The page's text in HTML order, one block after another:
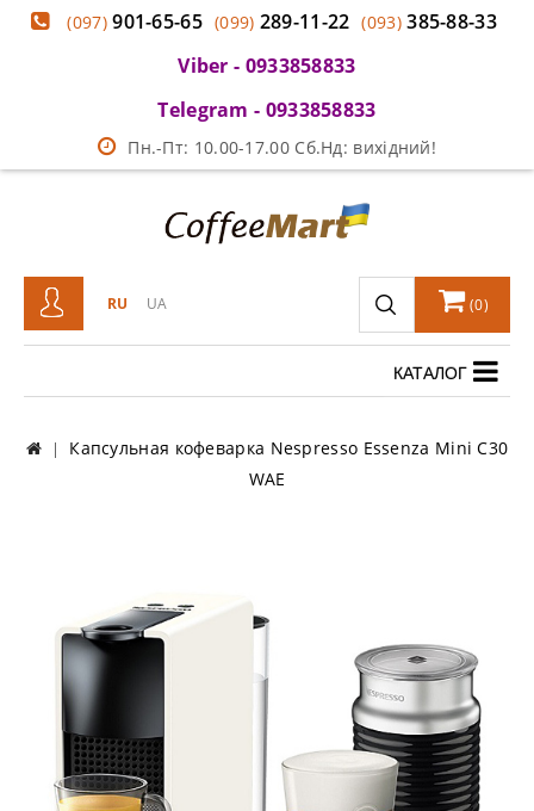
(097)901-65-65 (099) 289-11-22 (093)385-88-33
Viber - 0933858833
Telegram - 0933858833
Пн.-Пт: 10.00-17.00 Сб.Нд: вихідний!
RU UA (0)
КАТАЛОГ
Капсульная кофеварка Nespresso Essenza Mini C30
WAE